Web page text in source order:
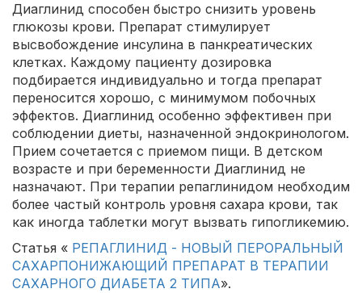
Диаглинид способен быстро снизить уровень
глюкозы крови. Препарат стимулирует
высвобождение инсулина в панкреатических
клетках. Каждому пациенту дозировка
подбирается индивидуально и тогда препарат
переносится хорошо, с минимумом побочных
эффектов. Диаглинид особенно эффективен при
соблюдении диеты, назначенной эндокринологом.
Прием сочетается с приемом пищи. В детском
возрасте и при беременности Диаглинид не
назначают. При терапии репаглинидом необходим
более частый контроль уровня сахара крови, так
как иногда таблетки могут вызвать гипогликемию.
Статья « РЕПАГЛИНИД - НОВЫЙ ПЕРОРАЛЬНЫЙ
САХАРПОНИЖАЮЩИЙ ПРЕПАРАТ В ТЕРАПИИ
САХАРНОГО ДИАБЕТА 2 ТИПА».